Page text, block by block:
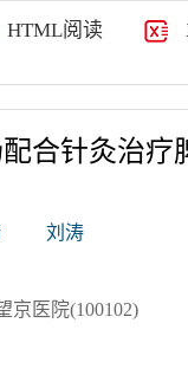
HTML阅读
合针灸治疗
刘涛
京医院(100102)